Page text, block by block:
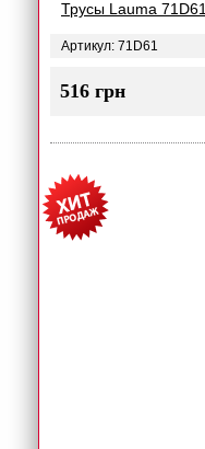
Трусы Lauma 71D61
Артикул: 71D61
516 грн